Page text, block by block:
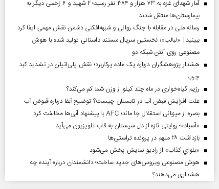
آمار شهدای غزه به ۷۳ هزار و ۳۸۴ نفر رسید؛ ۲ شهید و ۶ زخمی دیگر به
بیمارستان‌ها منتقل شدند
رسانه ملی در مقابله با جنگ روانی و شبهه‌افکنی دشمن نقش مهمی ایفا کرد
ببینید | «لبالب»؛ نخستین سریال مستند داستانی تولید شده با هوش
مصنوعی روی آنتن شبکه دو
هشدار پژوهشگران درباره یک ماده پرکاربرد؛ نقش پلی‌اتیلن در تشدید کبد
چرب
رژیم گیاه‌خواری در ماه چند کیلو از وزن شما کم می‌کند؟
علت افزایش قبض آب در تابستان چیست؟ توضیح آبفا درباره قبوض آب
بصره از میزبانی استقلال جا ماند؛ AFC با پیشنهاد آبی‌ها مخالفت کرد
«آسباد»؛ روایتی تازه از دل سیستان به قاب تلویزیون می‌آید
بازداشت ۲۸ متهم در پرونده تراستی‌ها
«بلواي کذاب» از رادیو نمایش پخش می‌شود
هوش مصنوعی ویروس‌های جدید ساخت؛ دانشمندان درباره آینده چه
هشداری می‌دهند؟